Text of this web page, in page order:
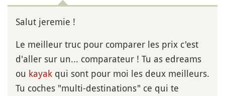
Salut jeremie !
Le meilleur truc pour comparer les prix c'est
d'aller sur un... comparateur ! Tu as edreams
ou kayak qui sont pour moi les deux meilleurs.
Tu coches "multi-destinations" ce qui te